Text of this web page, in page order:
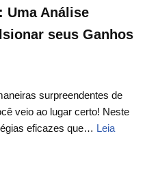
Uma Análise
seus Ganhos
surpreendentes de
veio ao lugar certo! Neste
eficazes que… Leia